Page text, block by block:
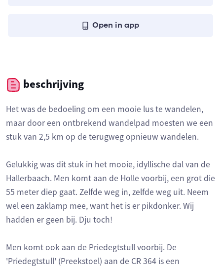
Open in app
beschrijving
Het was de bedoeling om een mooie lus te wandelen,
maar door een ontbrekend wandelpad moesten we een
stuk van 2,5 km op de terugweg opnieuw wandelen.
Gelukkig was dit stuk in het mooie, idyllische dal van de
Hallerbaach. Men komt aan de Holle voorbij, een grot die
55 meter diep gaat. Zelfde weg in, zelfde weg uit. Neem
wel een zaklamp mee, want het is er pikdonker. Wij
hadden er geen bij. Dju toch!
Men komt ook aan de Priedegtstull voorbij. De
'Priedegtstull' (Preekstoel) aan de CR 364 is een